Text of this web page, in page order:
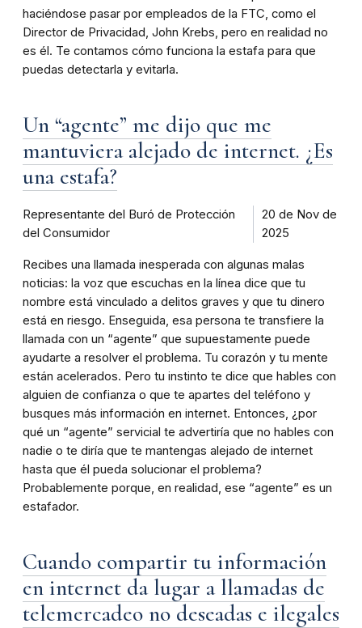
haciéndose pasar por empleados de la FTC, como el
Director de Privacidad, John Krebs, pero en realidad no
es él. Te contamos cómo funciona la estafa para que
puedas detectarla y evitarla.
Un “agente” me dijo que me
mantuviera alejado de internet. ¿Es
una estafa?
Representante del Buró de Protección
del Consumidor
20 de Nov de
2025
Recibes una llamada inesperada con algunas malas
noticias: la voz que escuchas en la línea dice que tu
nombre está vinculado a delitos graves y que tu dinero
está en riesgo. Enseguida, esa persona te transfiere la
llamada con un “agente” que supuestamente puede
ayudarte a resolver el problema. Tu corazón y tu mente
están acelerados. Pero tu instinto te dice que hables con
alguien de confianza o que te apartes del teléfono y
busques más información en internet. Entonces, ¿por
qué un “agente” servicial te advertiría que no hables con
nadie o te diría que te mantengas alejado de internet
hasta que él pueda solucionar el problema?
Probablemente porque, en realidad, ese “agente” es un
estafador.
Cuando compartir tu información
en internet da lugar a llamadas de
telemercadeo no deseadas e ilegales